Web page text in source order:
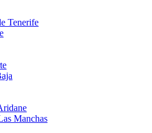
Tenerife
Manchas